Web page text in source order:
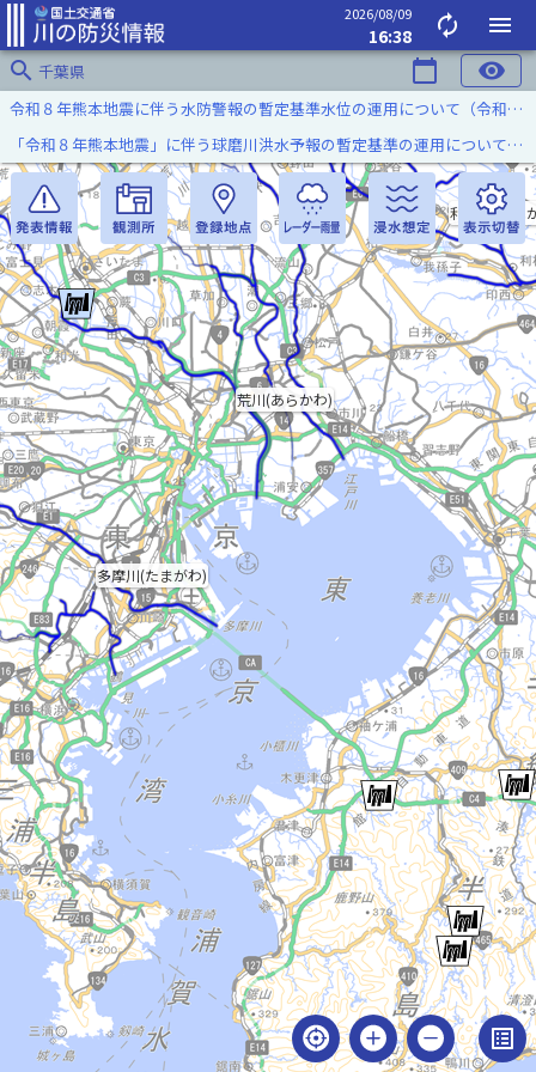
2026/08/09
16:38 autorenew
menu
search 千葉県 calendar_today visibility
利根川(とね
荒川(あらかわ)
多摩川(たまがわ)
令和８年熊本地震に伴う水防警報の暫定基準水位の運用について（令和８年８月７日）
「令和８年熊本地震」に伴う球磨川洪水予報の暫定基準の運用について（令和８年８月５日）
list_alt